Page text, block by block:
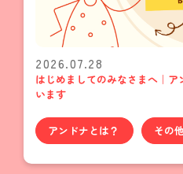
2026.07.28
はじめましてのみなさまへ｜
います
アンドナとは？ その